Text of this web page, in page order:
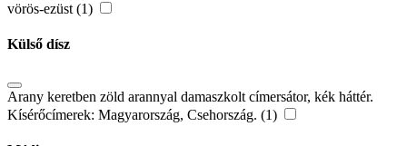
vörös-ezüst (1)
Külső dísz
Arany keretben zöld arannyal damaszkolt címersátor, kék háttér.
Kísérőcímerek: Magyarország, Csehország. (1)